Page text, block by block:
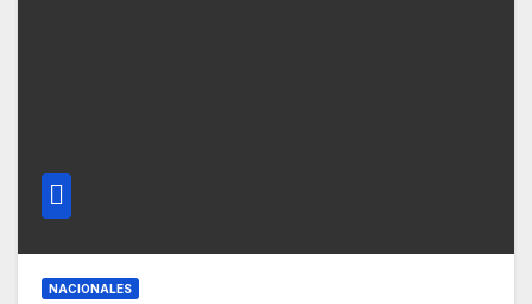
NACIONALES